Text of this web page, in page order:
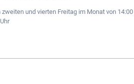
zweiten und vierten Freitag im Monat von